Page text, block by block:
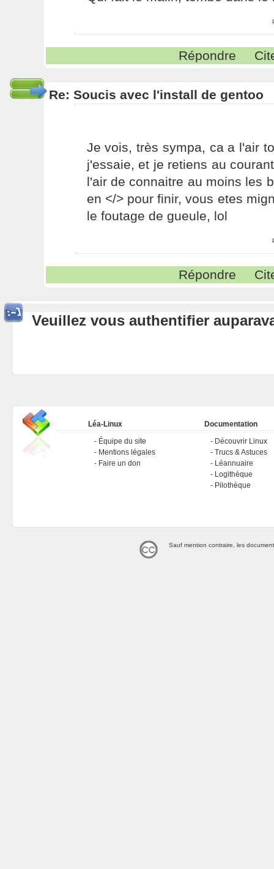
Répondre
Re: Soucis avec l'install de gentoo
Je vois, très sympa, ca a l'air
j'essaie, et je retiens au
l'air de connaitre au moins les
en </> pour finir, vous etes
le foutage de gueule, lol
Répondre
Veuillez vous authentifier
Léa-Linux
Équipe du site
Mentions légales
Faire un don
Documentation
Découvrir Linux
Trucs & Astuces
Léannuaire
Logithèque
Pilothèque
Sauf mention contraire, les